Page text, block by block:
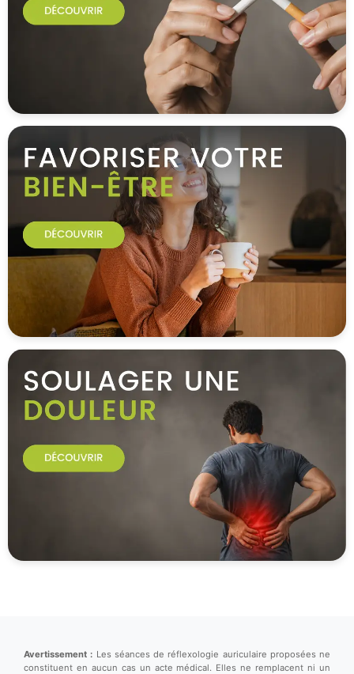
Avertissement : Les séances de réflexologie auriculaire proposées ne
constituent en aucun cas un acte médical. Elles ne remplacent ni un